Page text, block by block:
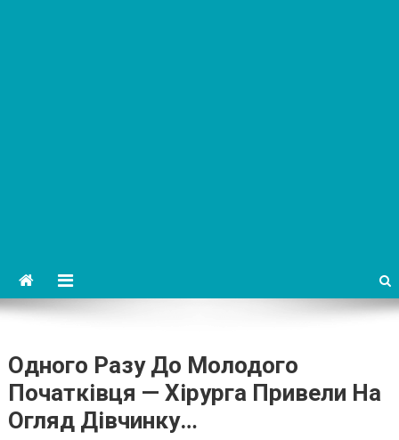
Одного Разу До Молодого
Початківця — Хірурга Привели На
Огляд Дівчинку…